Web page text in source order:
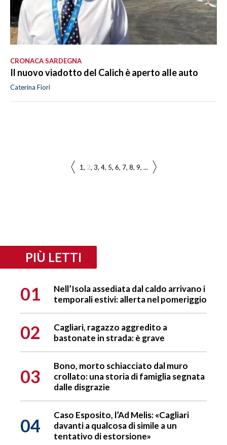
CRONACA SARDEGNA
Il nuovo viadotto del Calich è aperto alle auto
Caterina Fiori
1 2 3 4 5 6 7 8 9 ...
PIÙ LETTI
01
Nell’Isola assediata dal caldo arrivano i
temporali estivi: allerta nel pomeriggio
02
Cagliari, ragazzo aggredito a
bastonate in strada: è grave
03
Bono, morto schiacciato dal muro
crollato: una storia di famiglia segnata
dalle disgrazie
04
Caso Esposito, l’Ad Melis: «Cagliari
davanti a qualcosa di simile a un
tentativo di estorsione»